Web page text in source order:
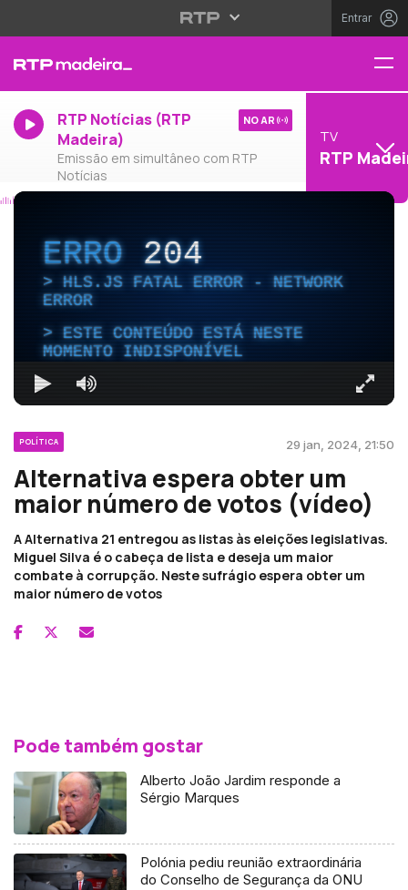
Entrar
RTP Notícias (RTP
Madeira)
Emissão em simultâneo com RTP
Notícias
NO AR
TV
RTP
ERRO204
HLS.JS FATAL ERROR - NETWORK
ERROR
ESTE CONTEÚDO ESTÁ NESTE
MOMENTO INDISPONÍVEL
POLÍTICA 29 jan, 2024, 21:50
Alternativa espera obter um
maior número de votos (vídeo)
A Alternativa 21 entregou as listas às eleições legislativas.
Miguel Silva é o cabeça de lista e deseja um maior
combate à corrupção. Neste sufrágio espera obter um
maior número de votos
Pode também gostar
Alberto João Jardim responde a
Sérgio Marques
Polónia pediu reunião extraordinária
do Conselho de Segurança da ONU